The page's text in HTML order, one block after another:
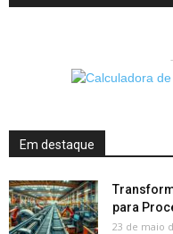
Em destaque
para
23 de maio